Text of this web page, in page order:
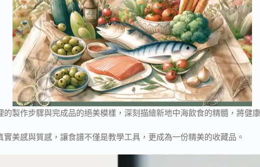
製作步驟與完成品的絕美模樣，深刻描繪新地中海飲食的精髓，將健
美感與質感，讓食譜不僅是教學工具，更成為一份精美的收藏品。